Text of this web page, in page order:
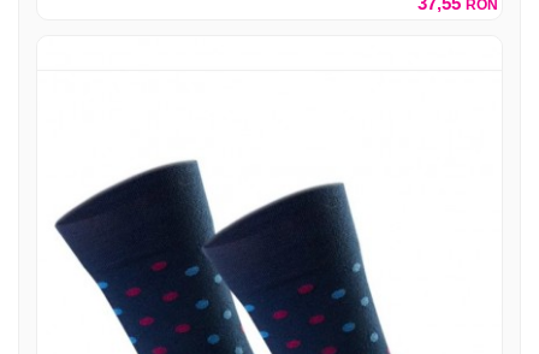
RON